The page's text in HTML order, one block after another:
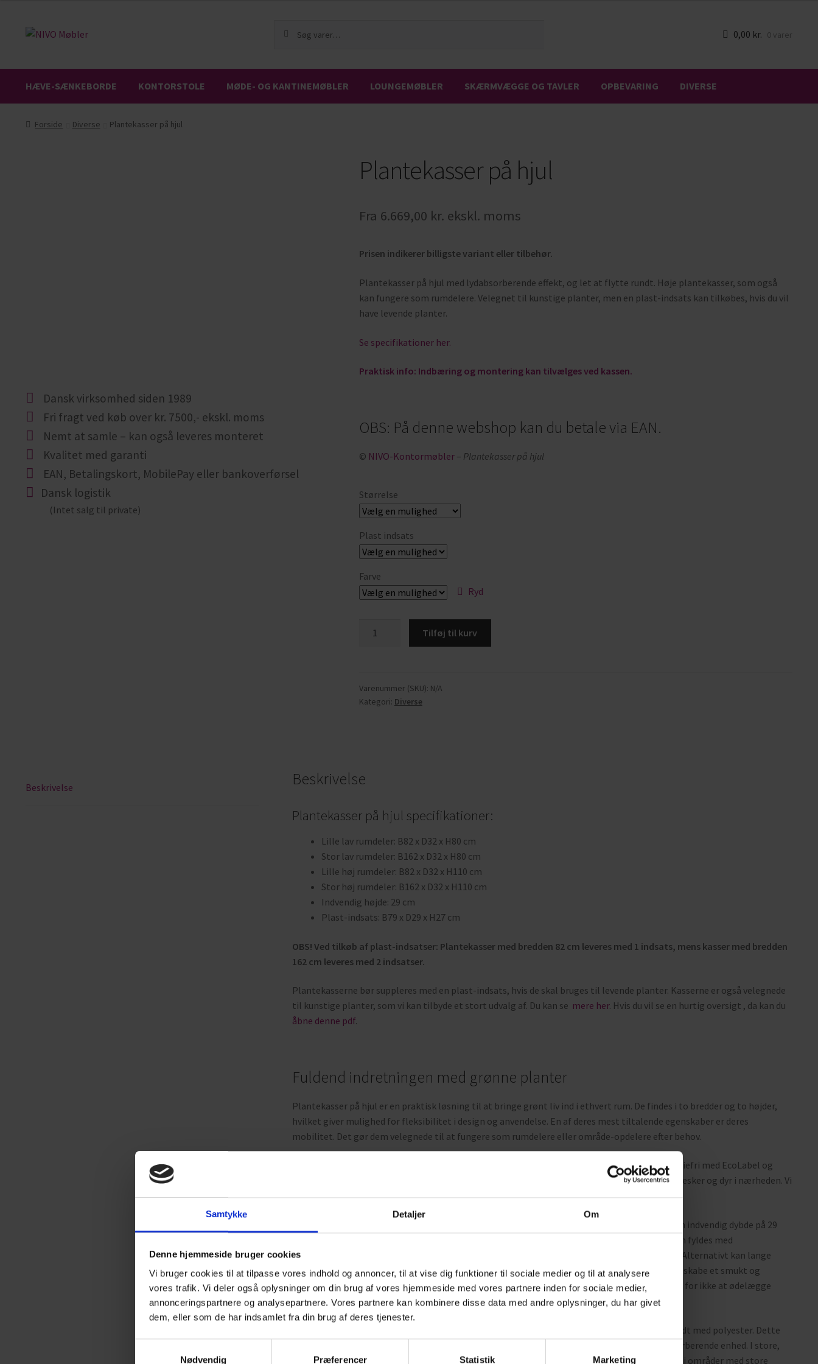
Samtykke Detaljer Om
Denne hjemmeside bruger cookies
Vi bruger cookies til at tilpasse vores indhold og annoncer, til at vise dig funktioner til sociale medier og til at analysere
vores trafik. Vi deler også oplysninger om din brug af vores hjemmeside med vores partnere inden for sociale medier,
annonceringspartnere og analysepartnere. Vores partnere kan kombinere disse data med andre oplysninger, du har givet
dem, eller som de har indsamlet fra din brug af deres tjenester.
Nødvendig Præferencer Statistik Marketing
0,00 kr. 0 varer
HÆVE-SÆNKEBORDE KONTORSTOLE MØDE- OG KANTINEMØBLER LOUNGEMØBLER SKÆRMVÆGGE OG TAVLER OPBEVARING DIVERSE
Forside Diverse Plantekasser på hjul
Plantekasser på hjul
Fra 6.669,00 kr. ekskl. moms
Prisen indikerer billigste variant eller tilbehør.
Plantekasser på hjul med lydabsorberende effekt, og let at flytte rundt. Høje plantekasser, som også
kan fungere som rumdelere. Velegnet til kunstige planter, men en plast-indsats kan tilkøbes, hvis du vil
have levende planter.
Se specifikationer her.
Praktisk info: Indbæring og montering kan tilvælges ved kassen.
OBS: På denne webshop kan du betale via EAN.
© NIVO-Kontormøbler– Plantekasser på hjul
Størrelse
Plast indsats
Farve
Ryd
Tilføj til kurv
Varenummer (SKU): N/A
Kategori: Diverse
Dansk virksomhed siden 1989
Fri fragt ved køb over kr. 7500,- ekskl. moms
Nemt at samle – kan også leveres monteret
Kvalitet med garanti
EAN, Betalingskort, MobilePay eller bankoverførsel
Dansk logistik
(Intet salg til private)
Beskrivelse Beskrivelse
Plantekasser på hjul specifikationer:
Lille lav rumdeler: B82 x D32 x H80 cm
Stor lav rumdeler: B162 x D32 x H80 cm
Lille høj rumdeler: B82 x D32 x H110 cm
Stor høj rumdeler: B162 x D32 x H110 cm
Indvendig højde: 29 cm
Plast-indsats: B79 x D29 x H27 cm
OBS! Ved tilkøb af plast-indsatser: Plantekasser med bredden 82 cm leveres med 1 indsats, mens kasser med bredden
162 cm leveres med 2 indsatser.
Plantekasserne bør suppleres med en plast-indsats, hvis de skal bruges til levende planter. Kasserne er også velegnede
til kunstige planter, som vi kan tilbyde et stort udvalg af. Du kan se mere her. Hvis du vil se en hurtig oversigt , da kan du
åbne denne pdf.
Fuldend indretningen med grønne planter
Plantekasser på hjul er en praktisk løsning til at bringe grønt liv ind i ethvert rum. De findes i to bredder og to højder,
hvilket giver mulighed for fleksibilitet i design og anvendelse. En af deres mest tiltalende egenskaber er deres
mobilitet. Det gør dem velegnede til at fungere som rumdelere eller område-opdelere efter behov.
Som standard er plantekasserne polstret med sort Event polyester, der er garanteret kemikaliefri med EcoLabel og
OecoTex-certificering. Dette sikrer ikke kun et sikkert miljø for planterne, men også for mennesker og dyr i nærheden. Vi
tilbyder her 9 farver,
Denne specifikke plantekasse er designet med en hylde til placering af planter, hvilket giver en indvendig dybde på 29
cm. Dette gør den ideel til både naturlige og kunstige planter. For kunstige planter kan bunden fyldes med
emballagerester. Et lag flis eller småsten kan tilføjes øverst for at give et naturtro udseende. Alternativt kan lange
kunstige ranker som vedbendkrans eller guldrankekrans anvendes til at dække bunden. Det vil skabe et smukt og
vedligeholdelsesfrit miljø. Ønsker du at bruge naturlige planter, skal du bruge en plast indsats for ikke at ødelægge
kassen.
Siderne af plantekassen består af 30 mm lyddæmpende materialer indrammet i træ og beklædt med polyester. Dette
gør dem ikke kun til en dekorativ tilføjelse til ethvert rum, men også til en funktionel lydabsorberende enhed. I store,
rummelige lokaler kan plantekasserne være med til at reducere støjniveauet. Det gælder især i områder med store